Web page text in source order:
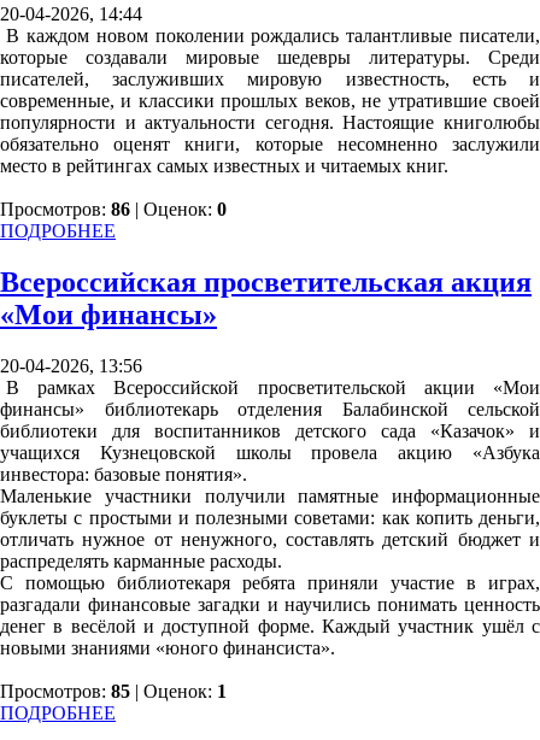
20-04-2026, 14:44
В каждом новом поколении рождались талантливые писатели,
которые создавали мировые шедевры литературы. Среди
писателей, заслуживших мировую известность, есть и
современные, и классики прошлых веков, не утратившие своей
популярности и актуальности сегодня. Настоящие книголюбы
обязательно оценят книги, которые несомненно заслужили
место в рейтингах самых известных и читаемых книг.
Просмотров: 86 | Оценок: 0
ПОДРОБНЕЕ
Всероссийская просветительская акция
«Мои финансы»
20-04-2026, 13:56
В рамках Всероссийской просветительской акции «Мои
финансы» библиотекарь отделения Балабинской сельской
библиотеки для воспитанников детского сада «Казачок» и
учащихся Кузнецовской школы провела акцию «Азбука
инвестора: базовые понятия».
Маленькие участники получили памятные информационные
буклеты с простыми и полезными советами: как копить деньги,
отличать нужное от ненужного, составлять детский бюджет и
распределять карманные расходы.
С помощью библиотекаря ребята приняли участие в играх,
разгадали финансовые загадки и научились понимать ценность
денег в весёлой и доступной форме. Каждый участник ушёл с
новыми знаниями «юного финансиста».
Просмотров: 85 | Оценок: 1
ПОДРОБНЕЕ